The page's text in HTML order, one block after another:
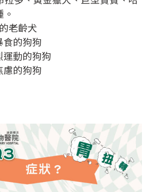
老齡犬
食的狗狗
動的狗狗
慮的狗狗